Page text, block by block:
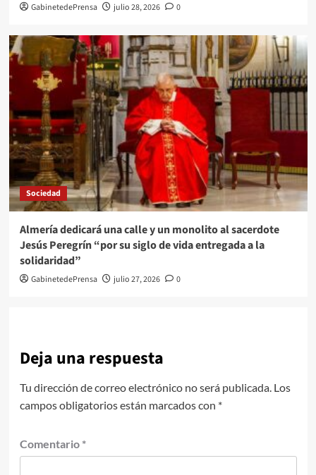
GabinetedePrensa julio 28, 2026 0
Sociedad
Almería dedicará una calle y un monolito al sacerdote
Jesús Peregrín “por su siglo de vida entregada a la
solidaridad”
GabinetedePrensa julio 27, 2026 0
Deja una respuesta
Tu dirección de correo electrónico no será publicada. Los
campos obligatorios están marcados con *
Comentario *